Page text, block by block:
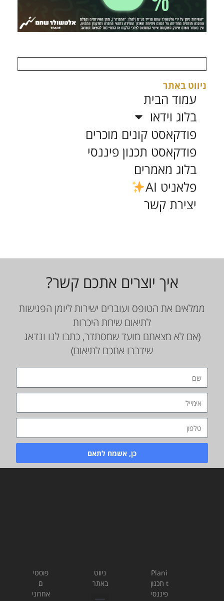
ניווט באתר
עמוד הבית
בלוג וידאו
פודקאסט קונים מוכרים
פודקאסט תכנון פיננסי
בלוג מאמרים
פלאניט AI
יצירת קשר
איך יוצרים אתכם קשר?
ממלאים את הטופס ועוברים ישירות ליומן הפגישות
לתיאום שיחת היכרות
(אם לא מצאתם מועד שמסתדר, כתבו לנו ונדאג
שידברו אתכם לתיאום)
כן, אשמח לתאם
Plani
t תכנון
פיננסי
ניווט
באתר
פוסטי
ם
אחרוני